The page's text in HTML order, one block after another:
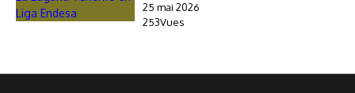
25 mai 2026
253Vues